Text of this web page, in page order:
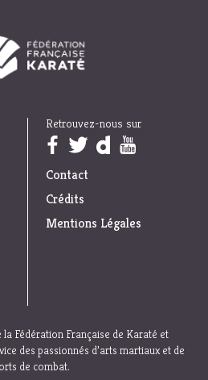
Retrouvez-nous sur
Trouvez nous sur :
Contact
Crédits
Mentions Légales
la Fédération Française de Karaté et
des passionnés d’arts martiaux et de
de combat.